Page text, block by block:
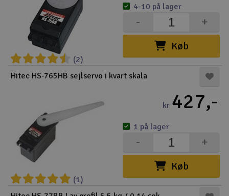
(2)
Køb
+
-
4-10 på lager
Hitec HS-765HB sejlservo i kvart skala
(1)
kr 427,-
Køb
+
-
1 på lager